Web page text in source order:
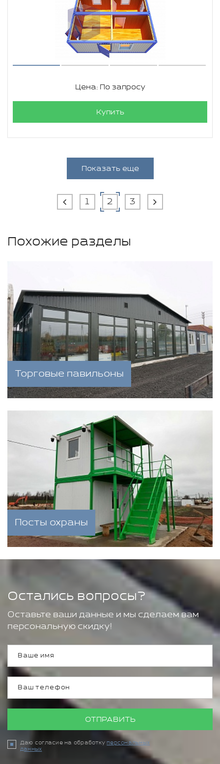
Цена: По запросу
Купить
Показать еще
1 2 3
Похожие разделы
Торговые павильоны
Посты охраны
Остались вопросы?
Оставьте ваши данные и мы сделаем вам
персональную скидку!
ОТПРАВИТЬ
Даю согласие на обработкуперсональных
данных